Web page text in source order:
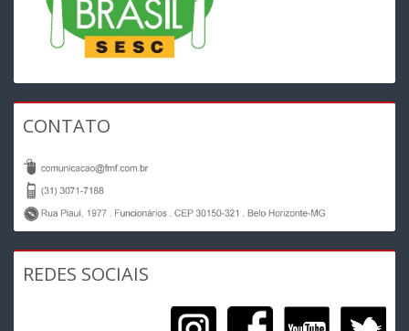
CONTATO
REDES SOCIAIS